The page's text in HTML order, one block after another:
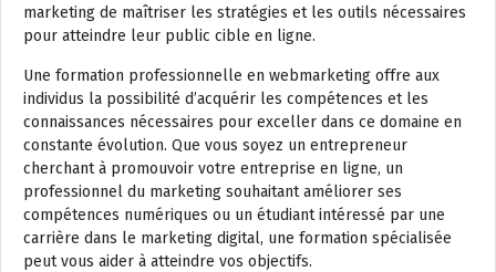
marketing de maîtriser les stratégies et les outils nécessaires
pour atteindre leur public cible en ligne.
Une formation professionnelle en webmarketing offre aux
individus la possibilité d’acquérir les compétences et les
connaissances nécessaires pour exceller dans ce domaine en
constante évolution. Que vous soyez un entrepreneur
cherchant à promouvoir votre entreprise en ligne, un
professionnel du marketing souhaitant améliorer ses
compétences numériques ou un étudiant intéressé par une
carrière dans le marketing digital, une formation spécialisée
peut vous aider à atteindre vos objectifs.